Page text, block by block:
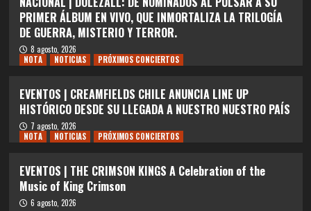
PRIMER ÁLBUM EN VIVO, QUE INMORTALIZA LA TRILOGÍA
DE GUERRA, MISTERIO Y TERROR.
8 agosto, 2026
NOTA
NOTICIAS PRÓXIMOS CONCIERTOS
EVENTOS | CREAMFIELDS CHILE ANUNCIA LINE UP
HISTÓRICO DESDE SU LLEGADA A NUESTRO NUESTRO PAÍS
7 agosto, 2026
NOTA
NOTICIAS PRÓXIMOS CONCIERTOS
EVENTOS | THE CRIMSON KINGS A Celebration of the
Music of King Crimson
6 agosto, 2026